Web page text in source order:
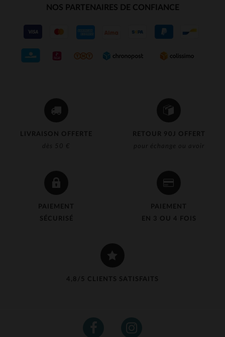
LIVRAISON OFFERTE
dès 50 €
RETOUR 90J OFFERT
pour échange ou avoir
PAIEMENT
SÉCURISÉ
PAIEMENT
EN 3 OU 4 FOIS
4,8/5 CLIENTS SATISFAITS
NOS PARTENAIRES DE CONFIANCE